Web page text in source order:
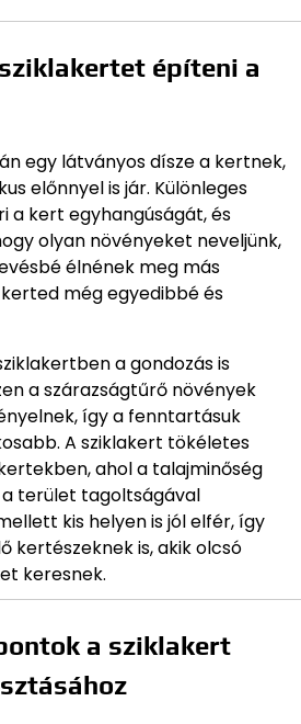
építeni a
egy látványos dísze a kertnek,
előnnyel is jár. Különleges
a kert egyhangúságát, és
olyan növényeket neveljünk,
élnének meg más
még egyedibbé és
a gondozás is
a szárazságtűrő növények
így a fenntartásuk
A sziklakert tökéletes
ahol a talajminőség
a terület tagoltságával
kis helyen is jól elfér, így
kertészeknek is, akik olcsó
keresnek.
a sziklakert